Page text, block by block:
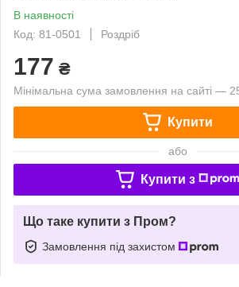
В наявності
Код: 81-0501
Роздріб
177 ₴
Мінімальна сума замовлення на сайті —
Купити
або
Купити з
Що таке купити з Пром?
Замовлення під захистом